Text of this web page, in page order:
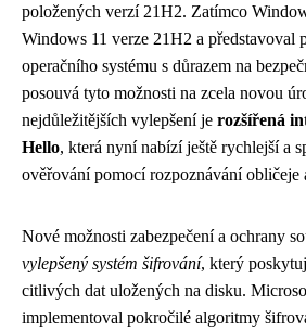
položených verzí 21H2. Zatímco
Windows 11 verze 21H2 a představoval
operačního systému s důrazem na
posouvá tyto možnosti na zcela novou
nejdůležitějších vylepšení je rozšířená
Hello, která nyní nabízí ještě rychlejší a
ověřování pomocí rozpoznávání obličeje
Nové možnosti zabezpečení a ochrany
vylepšený systém šifrování, který
citlivých dat uložených na disku.
implementoval pokročilé algoritmy